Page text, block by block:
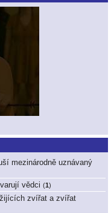
mezinárodně uznávaný
vědci (1)
zvířat a zvířat